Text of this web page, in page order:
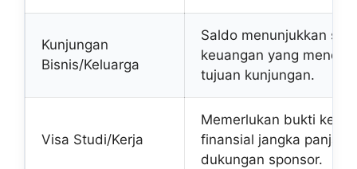
Kunjungan
Bisnis/Keluarga
Saldo menunjukkan
keuangan yang
tujuan kunjungan.
Visa Studi/Kerja
Memerlukan bukti
finansial jangka
dukungan sponsor.